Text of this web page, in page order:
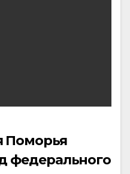
Поморья
федерального